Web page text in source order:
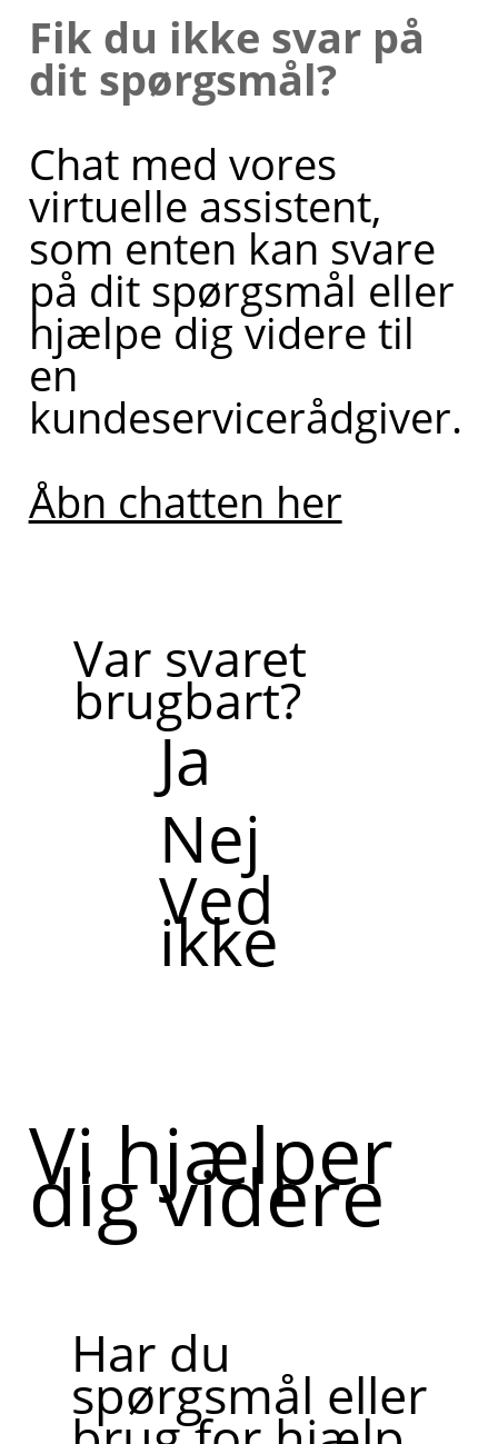
Fik du ikke svar på
dit spørgsmål?
Chat med vores
virtuelle assistent,
som enten kan svare
på dit spørgsmål eller
hjælpe dig videre til
en
kundeservicerådgiver.
Åbn chatten her
Var svaret
brugbart?
Ja
Nej
Ved
ikke
Vi hjælper
dig videre
Har du
spørgsmål eller